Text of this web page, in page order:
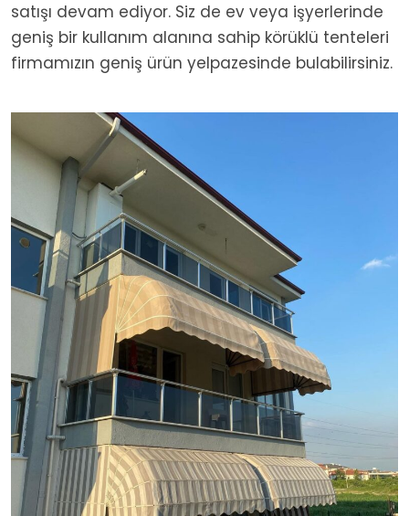
satışı devam ediyor. Siz de ev veya işyerlerinde
geniş bir kullanım alanına sahip körüklü tenteleri
firmamızın geniş ürün yelpazesinde bulabilirsiniz.